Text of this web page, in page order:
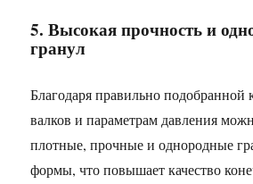
5. Высокая прочность и
гранул
Благодаря правильно подобранной
валков и параметрам давления
плотные, прочные и однородные
формы, что повышает качество